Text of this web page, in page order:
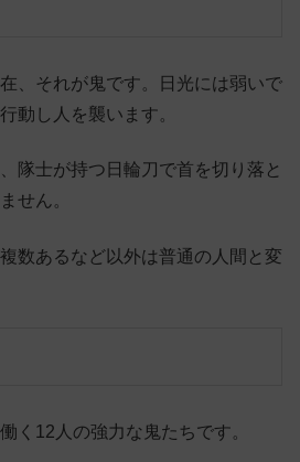
、それが鬼です。日光には弱いで
動し人を襲います。
隊士が持つ日輪刀で首を切り落と
せん。
数あるなど以外は普通の人間と変
く12人の強力な鬼たちです。